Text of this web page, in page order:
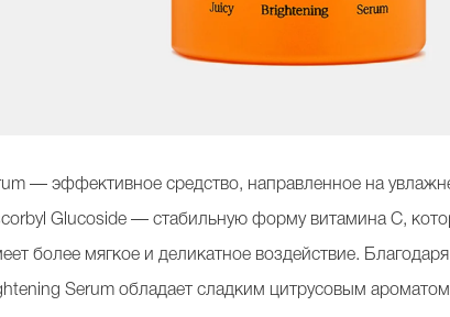
— эффективное средство, направленное на
Glucoside — стабильную форму витамина С,
более мягкое и деликатное воздействие.
Serum обладает сладким цитрусовым